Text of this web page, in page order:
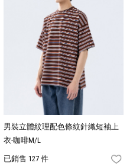
FAVORITES
男裝立體紋理配色條紋針織短袖上
衣-咖啡M/L
已銷售 127 件